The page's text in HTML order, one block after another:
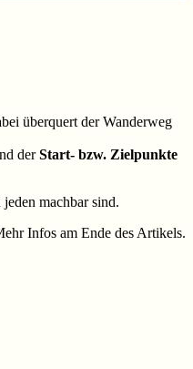
überquert der Wanderweg
derStart- bzw. Zielpunkte
machbar sind.
Infos am Ende des Artikels.